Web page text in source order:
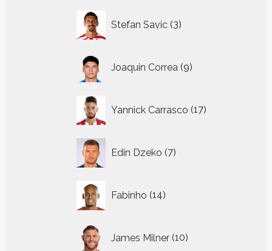
Stefan Savic 3
producten
Joaquin Correa 9
producten
Yannick Carrasco 17
producten
Edin Dzeko 7
producten
Fabinho 14
producten
James Milner 10
producten